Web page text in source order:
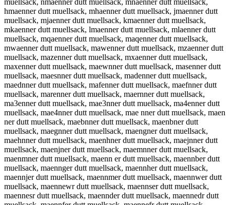
muellsack, nmaenner dutt muellsack, mnaenner dutt muellsack,
hmaenner dutt muellsack, mhaenner dutt muellsack, jmaenner dutt
muellsack, mjaenner dutt muellsack, kmaenner dutt muellsack,
mkaenner dutt muellsack, lmaenner dutt muellsack, mlaenner dutt
muellsack, mqaenner dutt muellsack, maqenner dutt muellsack,
mwaenner dutt muellsack, mawenner dutt muellsack, mzaenner dutt
muellsack, mazenner dutt muellsack, mxaenner dutt muellsack,
maxenner dutt muellsack, maewnner dutt muellsack, masenner dutt
muellsack, maesnner dutt muellsack, madenner dutt muellsack,
maednner dutt muellsack, mafenner dutt muellsack, maefnner dutt
muellsack, marenner dutt muellsack, maernner dutt muellsack,
ma3enner dutt muellsack, mae3nner dutt muellsack, ma4enner dutt
muellsack, mae4nner dutt muellsack, mae nner dutt muellsack, maen
ner dutt muellsack, maebnner dutt muellsack, maenbner dutt
muellsack, maegnner dutt muellsack, maengner dutt muellsack,
maehnner dutt muellsack, maenhner dutt muellsack, maejnner dutt
muellsack, maenjner dutt muellsack, maemnner dutt muellsack,
maenmner dutt muellsack, maenn er dutt muellsack, maennber dutt
muellsack, maennger dutt muellsack, maennher dutt muellsack,
maennjer dutt muellsack, maennmer dutt muellsack, maennwer dutt
muellsack, maennewr dutt muellsack, maennser dutt muellsack,
maennesr dutt muellsack, maennder dutt muellsack, maennedr dutt